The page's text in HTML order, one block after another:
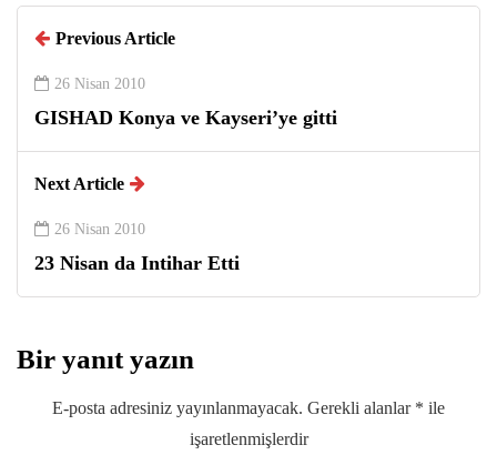
Previous Article
26 Nisan 2010
GISHAD Konya ve Kayseri’ye gitti
Next Article
26 Nisan 2010
23 Nisan da Intihar Etti
Bir yanıt yazın
E-posta adresiniz yayınlanmayacak. Gerekli alanlar * ile
işaretlenmişlerdir